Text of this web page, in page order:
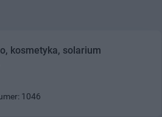
kosmetyka, solarium
1046